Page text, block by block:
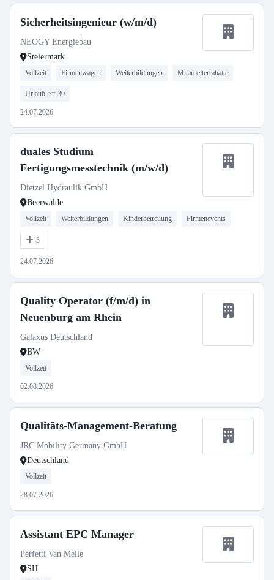
Sicherheitsingenieur (w/m/d)
NEOGY Energiebau
Steiermark
Vollzeit Firmenwagen Weiterbildungen Mitarbeiterrabatte
Urlaub >= 30
24.07.2026
duales Studium
Fertigungsmesstechnik (m/w/d)
Dietzel Hydraulik GmbH
Beerwalde
Vollzeit Weiterbildungen Kinderbetreuung Firmenevents
3
24.07.2026
Quality Operator (f/m/d) in
Neuenburg am Rhein
Galaxus Deutschland
BW
Vollzeit
02.08.2026
Qualitäts-Management-Beratung
JRC Mobility Germany GmbH
Deutschland
Vollzeit
28.07.2026
Assistant EPC Manager
Perfetti Van Melle
SH